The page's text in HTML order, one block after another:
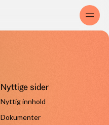
Nyttige sider
Nyttig innhold
Dokumenter